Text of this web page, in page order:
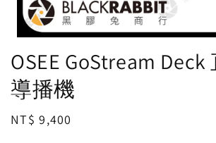
OSEE GoStream
導播機
Regular
NT$ 9,400